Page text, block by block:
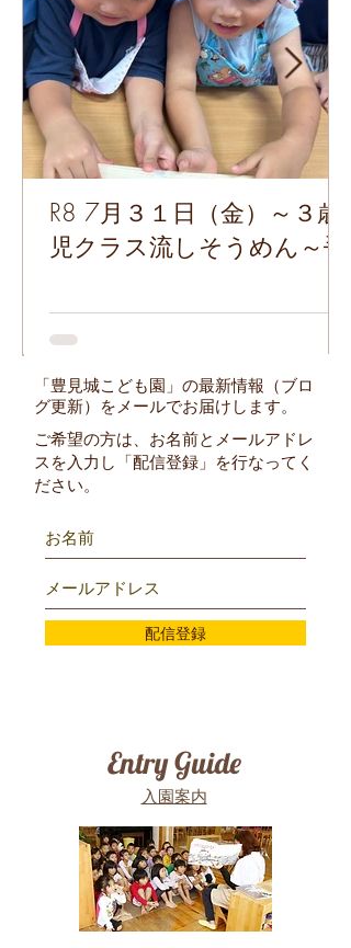
R8 7月３１日（金）～３歳
児クラス流しそうめん～🌟
「豊見城こども園」の最新情報（ブロ
グ更新）をメールでお届けします。
ご希望の方は、お名前とメールアドレ
スを入力し「配信登録」を行なってく
ださい。
配信登録
Entry Guide
入園案内